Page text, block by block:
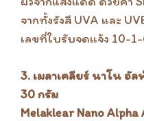
จากทั้งรังสี UVA และ
เลขที่ใบรับจดแจ้ง 10-
3. เมลาเคลียร์ นาโน อั
30 กรัม
Melaklear Nano